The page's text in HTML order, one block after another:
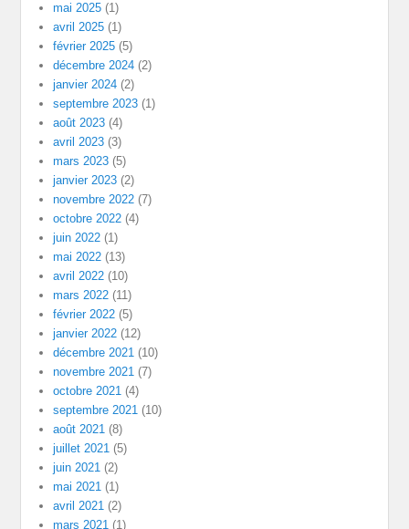
mai 2025 (1)
avril 2025 (1)
février 2025 (5)
décembre 2024 (2)
janvier 2024 (2)
septembre 2023 (1)
août 2023 (4)
avril 2023 (3)
mars 2023 (5)
janvier 2023 (2)
novembre 2022 (7)
octobre 2022 (4)
juin 2022 (1)
mai 2022 (13)
avril 2022 (10)
mars 2022 (11)
février 2022 (5)
janvier 2022 (12)
décembre 2021 (10)
novembre 2021 (7)
octobre 2021 (4)
septembre 2021 (10)
août 2021 (8)
juillet 2021 (5)
juin 2021 (2)
mai 2021 (1)
avril 2021 (2)
mars 2021 (1)